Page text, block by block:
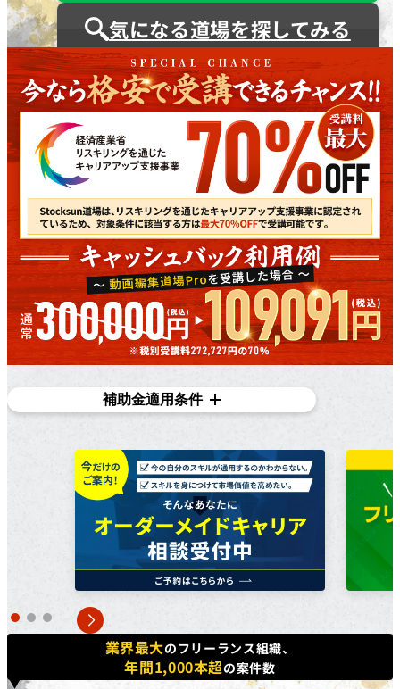
気になる道場を探してみる
補助金適用条件
対象条件
在職者であり、​雇用主の​変更を​伴う​転職を​目指している
方で​あれば、​正社員、​契約・派遣社員、​パートや​アルバ
イトの​方など、​幅広く​ご利用いただけます。詳しくは無
料個別相談にてご相談ください。
対象コース
キャッシュバックを​受けられる​コースは​「動画編集道場
Pro」​「広告運用道場」​「TechElite」​「LINE道場」
「動画デザイン道場」「YouTubeディレクター道場」
「LPO道場」「SNSデザイン道場」​です。
業界最大のフリーランス組織、
年間1,000本超の案件数